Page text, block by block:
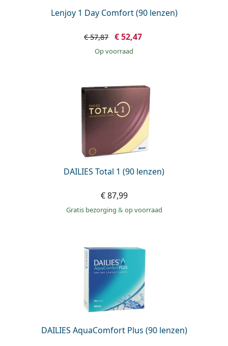
Lenjoy 1 Day Comfort (90 lenzen)
€ 57,87 € 52,47
op voorraad
DAILIES Total 1 (90 lenzen)
€ 87,99
Gratis bezorging & op voorraad
DAILIES AquaComfort Plus (90 lenzen)